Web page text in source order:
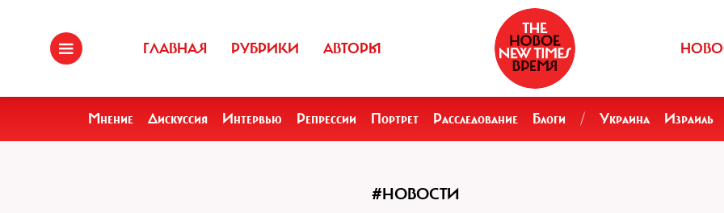
ГЛАВНАЯ РУБРИКИ АВТОРЫ
Мнение Дискуссия Интервью Репрессии Портрет Расследование Блоги / Украина Израиль
#НОВОСТИ